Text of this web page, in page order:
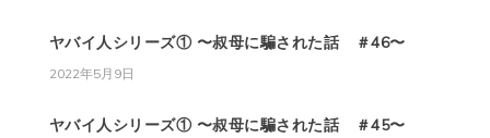
ヤバイ人シリーズ① 〜叔母に騙された話 ＃46〜
2022年5月9日
ヤバイ人シリーズ① 〜叔母に騙された話 ＃45〜